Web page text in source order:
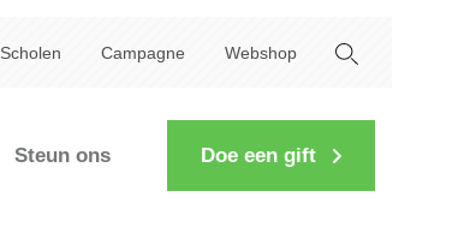
Scholen Campagne Webshop
Steun ons Doe een gift